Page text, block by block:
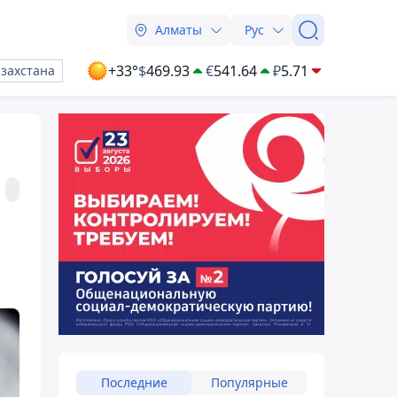
Алматы Рус
+33°$469.93 €541.64 ₽5.71
Последние Популярные